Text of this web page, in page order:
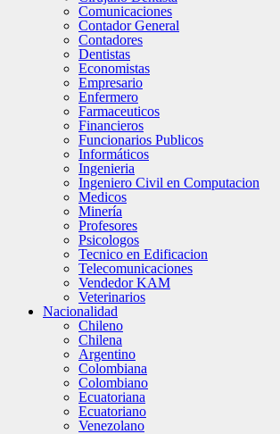
Comunicaciones
Contador General
Contadores
Dentistas
Economistas
Empresario
Enfermero
Farmaceuticos
Financieros
Funcionarios Publicos
Informáticos
Ingenieria
Ingeniero Civil en Computacion
Medicos
Minería
Profesores
Psicologos
Tecnico en Edificacion
Telecomunicaciones
Vendedor KAM
Veterinarios
Nacionalidad
Chileno
Chilena
Argentino
Colombiana
Colombiano
Ecuatoriana
Ecuatoriano
Venezolano